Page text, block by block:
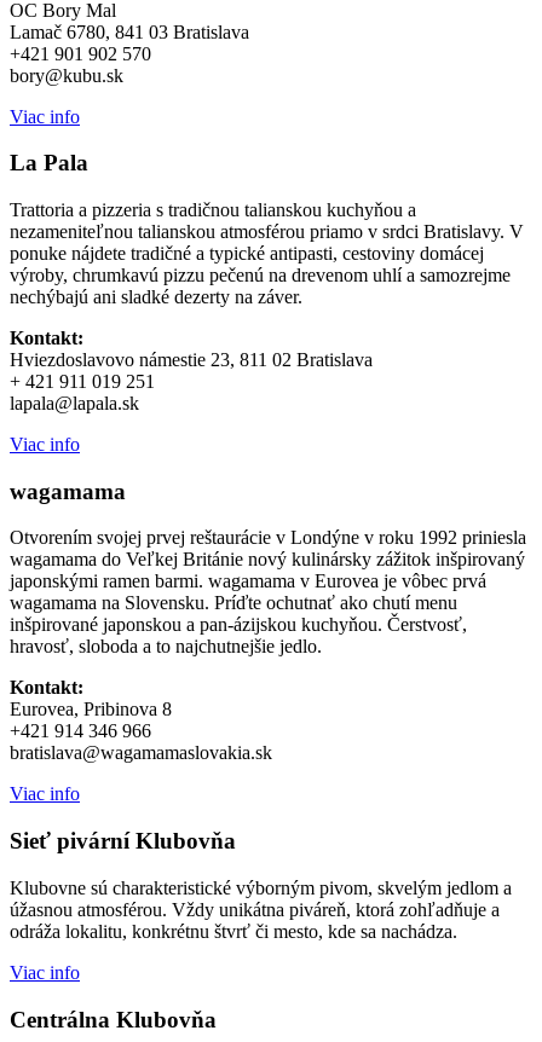
OC Bory Mal
Lamač 6780, 841 03 Bratislava
+421 901 902 570
bory@kubu.sk
Viac info
La Pala
Trattoria a pizzeria s tradičnou talianskou kuchyňou a
nezameniteľnou talianskou atmosférou priamo v srdci Bratislavy. V
ponuke nájdete tradičné a typické antipasti, cestoviny domácej
výroby, chrumkavú pizzu pečenú na drevenom uhlí a samozrejme
nechýbajú ani sladké dezerty na záver.
Kontakt:
Hviezdoslavovo námestie 23, 811 02 Bratislava
+ 421 911 019 251
lapala@lapala.sk
Viac info
wagamama
Otvorením svojej prvej reštaurácie v Londýne v roku 1992 priniesla
wagamama do Veľkej Británie nový kulinársky zážitok inšpirovaný
japonskými ramen barmi. wagamama v Eurovea je vôbec prvá
wagamama na Slovensku. Príďte ochutnať ako chutí menu
inšpirované japonskou a pan-ázijskou kuchyňou. Čerstvosť,
hravosť, sloboda a to najchutnejšie jedlo.
Kontakt:
Eurovea, Pribinova 8
+421 914 346 966
bratislava@wagamamaslovakia.sk
Viac info
Sieť pivární Klubovňa
Klubovne sú charakteristické výborným pivom, skvelým jedlom a
úžasnou atmosférou. Vždy unikátna piváreň, ktorá zohľadňuje a
odráža lokalitu, konkrétnu štvrť či mesto, kde sa nachádza.
Viac info
Centrálna Klubovňa